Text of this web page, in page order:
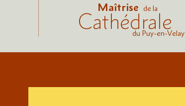
Maîtrise de la
Cathédrale
du Puy-en-Velay